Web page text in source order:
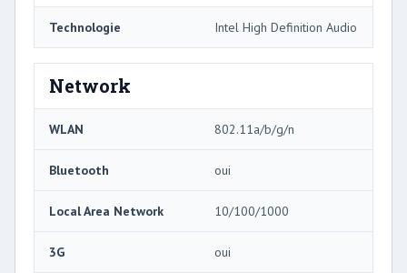
Technologie Intel High Definition Audio
Network
WLAN 802.11a/b/g/n
Bluetooth oui
Local Area Network 10/100/1000
3G oui